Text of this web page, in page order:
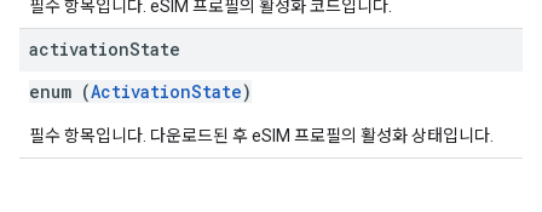
필수 항목입니다. eSIM 프로필의 활성화 코드입니다.
activationState
enum (ActivationState)
필수 항목입니다. 다운로드된 후 eSIM 프로필의 활성화 상태입니다.